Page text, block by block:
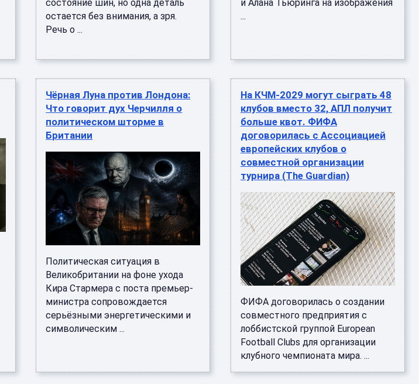
состояние шин, но одна деталь
остается без внимания, а зря.
Речь о ...
и Алана Тьюринга на изображения
...
Чёрная Луна против Лондона:
Что говорит дух Черчилля о
политическом шторме в
Британии
Политическая ситуация в
Великобритании на фоне ухода
Кира Стармера с поста премьер-
министра сопровождается
серьёзными энергетическими и
символическим ...
На КЧМ-2029 могут сыграть 48
клубов вместо 32, АПЛ получит
больше квот. ФИФА
договорилась с Ассоциацией
европейских клубов о
совместной организации
турнира (The Guardian)
ФИФА договорилась о создании
совместного предприятия с
лоббистской группой European
Football Clubs для организации
клубного чемпионата мира. ...